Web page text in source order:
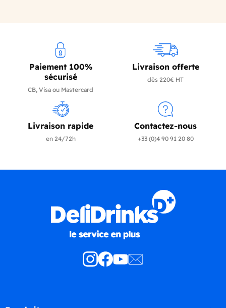
Paiement 100%
sécurisé
CB, Visa ou Mastercard
Livraison offerte
dès 220€ HT
Livraison rapide
en 24/72h
Contactez-nous
+33 (0)4 90 91 20 80